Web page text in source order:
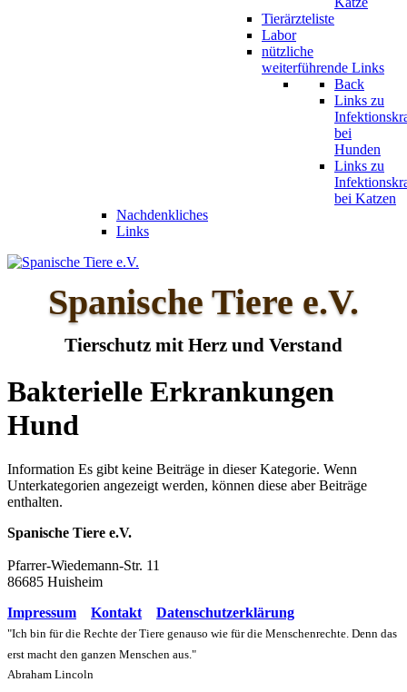
Tierärzteliste
Labor
nützliche
weiterführende Links
Back
Links zu
bei
Hunden
Links zu
bei Katzen
Nachdenkliches
Links
Spanische Tiere e.V.
Tierschutz mit Herz und Verstand
Bakterielle Erkrankungen
Hund
Information Es gibt keine Beiträge in dieser Kategorie. Wenn
Unterkategorien angezeigt werden, können diese aber Beiträge
enthalten.
Spanische Tiere e.V.
Pfarrer-Wiedemann-Str. 11
86685 Huisheim
Impressum
Kontakt Datenschutzerklärung
"Ich bin für die Rechte der Tiere genauso wie für die Menschenrechte. Denn das
erst macht den ganzen Menschen aus."
Abraham Lincoln